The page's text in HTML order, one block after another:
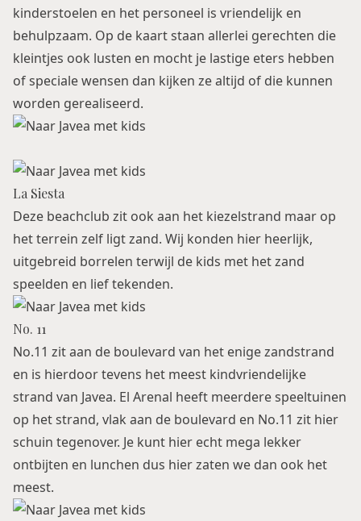
kinderstoelen en het personeel is vriendelijk en
behulpzaam. Op de kaart staan allerlei gerechten die
kleintjes ook lusten en mocht je lastige eters hebben
of speciale wensen dan kijken ze altijd of die kunnen
worden gerealiseerd.
La Siesta
Deze beachclub zit ook aan het kiezelstrand maar op
het terrein zelf ligt zand. Wij konden hier heerlijk,
uitgebreid borrelen terwijl de kids met het zand
speelden en lief tekenden.
No. 11
No.11 zit aan de boulevard van het enige zandstrand
en is hierdoor tevens het meest kindvriendelijke
strand van Javea. El Arenal heeft meerdere speeltuinen
op het strand, vlak aan de boulevard en No.11 zit hier
schuin tegenover. Je kunt hier echt mega lekker
ontbijten en lunchen dus hier zaten we dan ook het
meest.